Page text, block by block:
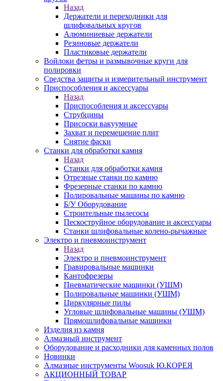
Назад
Держатели и переходники для
шлифовальных кругов
Алюминиевые держатели
Резиновые держатели
Пластиковые держатели
Войлоки фетры и размывочные круги для
полировки
Средства защиты и измерительный инструмент
Приспособления и аксессуары
Назад
Приспособления и аксессуары
Струбцины
Присоски вакуумные
Захват и перемещение плит
Снятие фаски
Станки для обработки камня
Назад
Станки для обработки камня
Отрезные станки по камню
Фрезерные станки по камню
Полировальные машины по камню
Б/У Оборудование
Строительные пылесосы
Пескоструйное оборудование и аксессуары
Станки шлифовальные колено-рычажные
Электро и пневмоинструмент
Назад
Электро и пневмоинструмент
Гравировальные машинки
Кантофрезеры
Пневматические машинки (УШМ)
Полировальные машинки (УШМ)
Циркулярные пилы
Угловые шлифовальные машины (УШМ)
Прямошлифовальные машинки
Изделия из камня
Алмазный инструмент
Оборудование и расходники для каменных полов
Новинки
Алмазные инструменты Woosuk Ю.КОРЕЯ
АКЦИОННЫЙ ТОВАР